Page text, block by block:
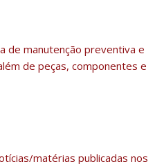
de manutenção preventiva e
de peças, componentes e
matérias publicadas nos